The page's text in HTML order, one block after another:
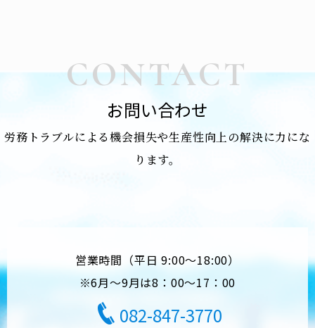
CONTACT
お問い合わせ
労務トラブルによる機会損失や生産性向上の解決に力にな
ります。
営業時間（平日 9:00～18:00）
※6月～9月は8：00～17：00
082-847-3770